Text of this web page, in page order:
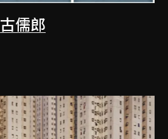
古儒郎